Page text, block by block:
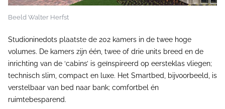
Beeld Walter Herfst
Studioninedots plaatste de 202 kamers in de twee hoge
volumes. De kamers zijn één, twee of drie units breed en de
inrichting van de ‘cabins’ is geïnspireerd op eersteklas vliegen;
technisch slim, compact en luxe. Het Smartbed, bijvoorbeeld, is
verstelbaar van bed naar bank; comfortbel én
ruimtebesparend.